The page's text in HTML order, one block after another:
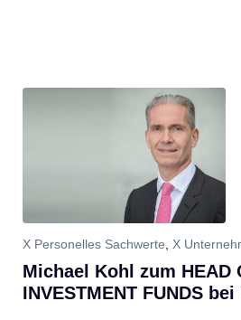
X Personelles Sachwerte X
Michael Kohl zum HEAD
INVESTMENT FUNDS